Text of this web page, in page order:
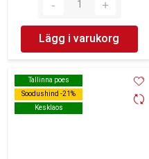
Lägg i varukorg
Tallinna poes
Soodushind -21%
Kesklaos
Tallinna poes
Soodushind -21%
Kesklaos